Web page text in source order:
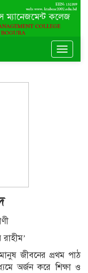
Toggle
রাহীম’
জীবনের প্রথম পাঠ
অর্জন করে শিক্ষা ও